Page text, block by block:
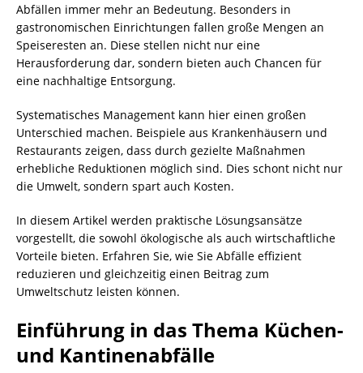
Abfällen immer mehr an Bedeutung. Besonders in
gastronomischen Einrichtungen fallen große Mengen an
Speiseresten an. Diese stellen nicht nur eine
Herausforderung dar, sondern bieten auch Chancen für
eine nachhaltige Entsorgung.
Systematisches Management kann hier einen großen
Unterschied machen. Beispiele aus Krankenhäusern und
Restaurants zeigen, dass durch gezielte Maßnahmen
erhebliche Reduktionen möglich sind. Dies schont nicht nur
die Umwelt, sondern spart auch Kosten.
In diesem Artikel werden praktische Lösungsansätze
vorgestellt, die sowohl ökologische als auch wirtschaftliche
Vorteile bieten. Erfahren Sie, wie Sie Abfälle effizient
reduzieren und gleichzeitig einen Beitrag zum
Umweltschutz leisten können.
Einführung in das Thema Küchen-
und Kantinenabfälle